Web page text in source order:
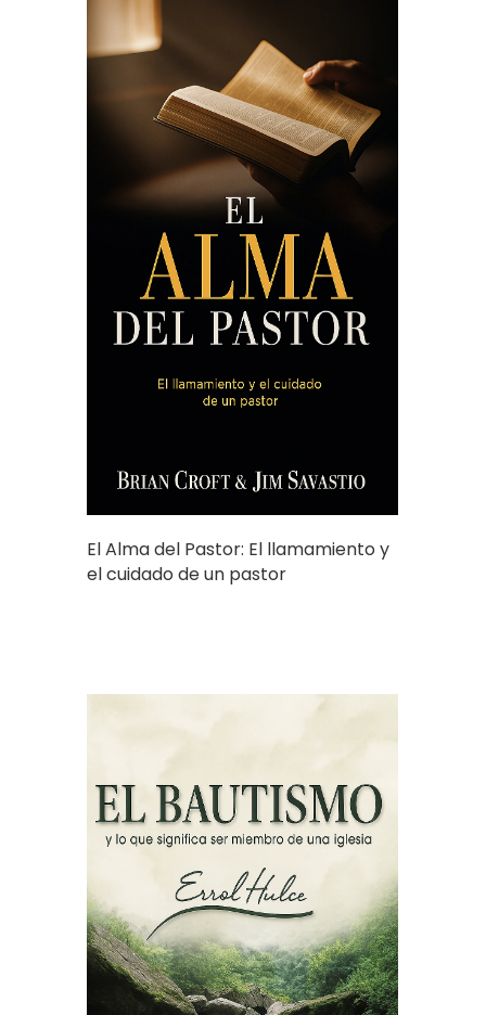
El Alma del Pastor: El llamamiento y
el cuidado de un pastor